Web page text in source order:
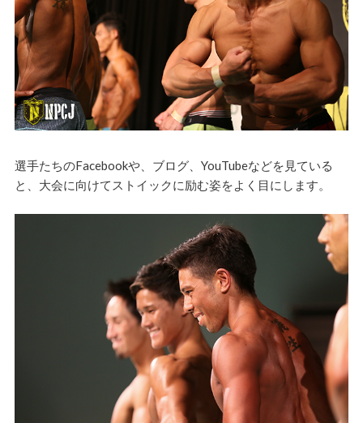
選手たちのFacebookや、ブログ、YouTubeなどを見ている
と、大会に向けてストイックに励む姿をよく目にします。